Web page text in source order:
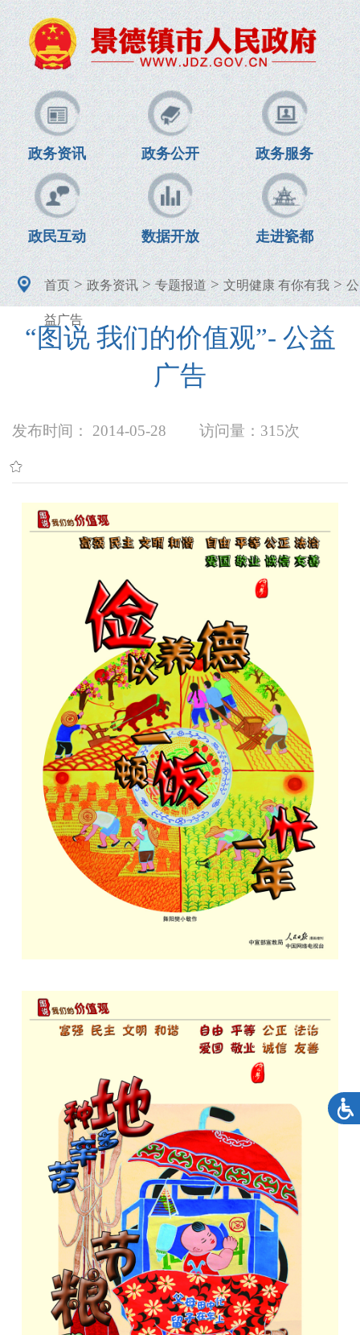
政务资讯 政务公开 政务服务
政民互动 数据开放 走进瓷都
首页>政务资讯>专题报道>文明健康 有你有我>公
益广告
“图说 我们的价值观”- 公益
广告
发布时间： 2014-05-28 访问量： 315次